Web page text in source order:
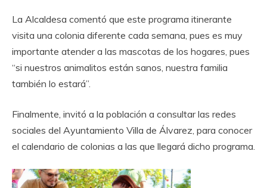
La Alcaldesa comentó que este programa itinerante
visita una colonia diferente cada semana, pues es muy
importante atender a las mascotas de los hogares, pues
“si nuestros animalitos están sanos, nuestra familia
también lo estará”.
Finalmente, invitó a la población a consultar las redes
sociales del Ayuntamiento Villa de Álvarez, para conocer
el calendario de colonias a las que llegará dicho programa.